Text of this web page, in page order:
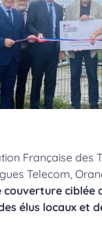
Française des
Telecom,
ciblée
élus locaux et